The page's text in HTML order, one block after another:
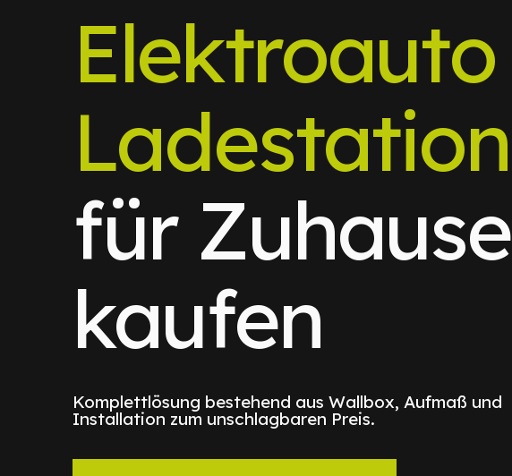
Elektroauto
Ladestation
für Zuhause
kaufen
Komplettlösung bestehend aus Wallbox, Aufmaß und
Installation zum unschlagbaren Preis.